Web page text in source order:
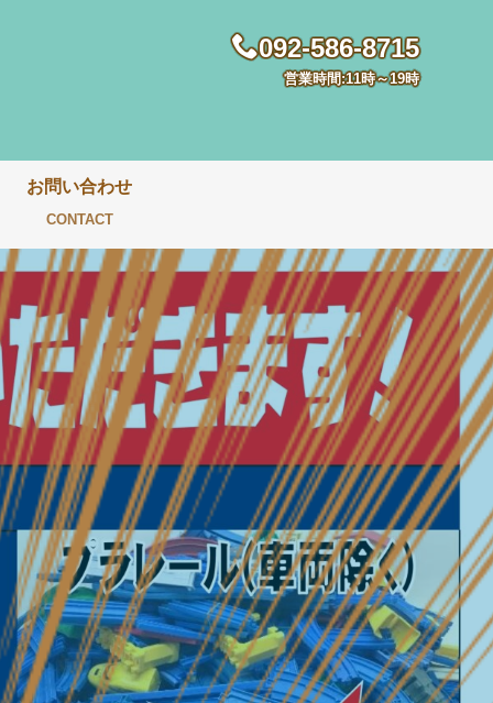
092-586-8715
営業時間:11時～19時
お問い合わせ
CONTACT